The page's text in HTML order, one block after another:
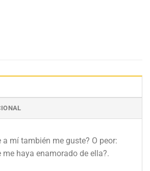
a mí también me guste? O peor:
me haya enamorado de ella?.